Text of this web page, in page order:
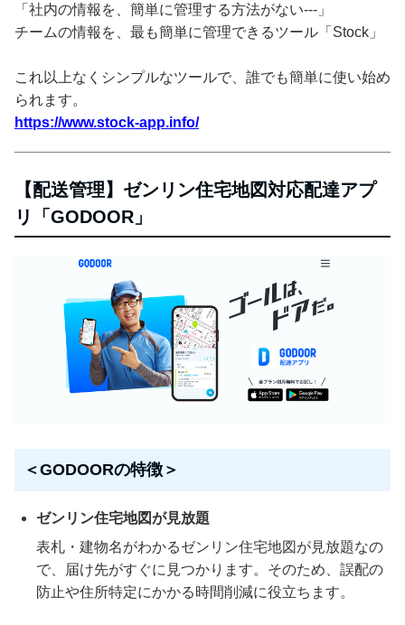
「社内の情報を、簡単に管理する方法がない---」
チームの情報を、最も簡単に管理できるツール「Stock」
これ以上なくシンプルなツールで、誰でも簡単に使い始め
られます。
https://www.stock-app.info/
【配送管理】ゼンリン住宅地図対応配達アプ
リ「GODOOR」
＜GODOORの特徴＞
ゼンリン住宅地図が見放題
表札・建物名がわかるゼンリン住宅地図が見放題なの
で、届け先がすぐに見つかります。そのため、誤配の
防止や住所特定にかかる時間削減に役立ちます。